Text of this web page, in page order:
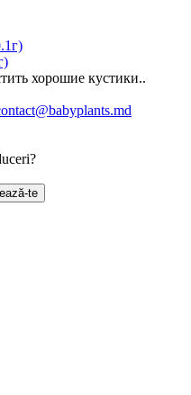
хорошие кустики..
te